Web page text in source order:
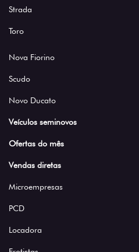
Strada
Toro
Nova Fiorino
Scudo
Novo Ducato
Veículos seminovos
Ofertas do mês
Vendas diretas
Microempresas
PCD
Locadora